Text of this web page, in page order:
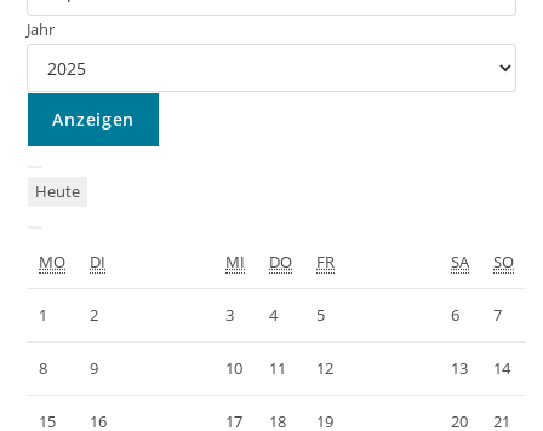
Jahr
Heute
MO DI MI DO FR SA SO
1 2 3 4 5 6 7
8 9 10 11 12 13 14
15 16 17 18 19 20 21